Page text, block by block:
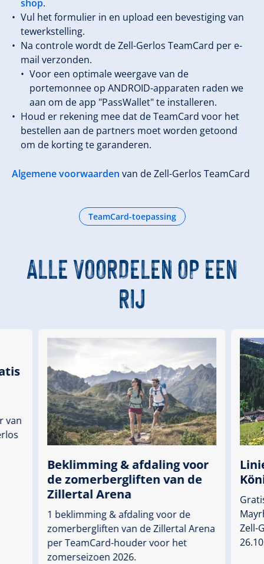
shop.
Vul het formulier in en upload een bevestiging van
tewerkstelling.
Na controle wordt de Zell-Gerlos TeamCard per e-
mail verzonden.
Voor een optimale weergave van de
portemonnee op ANDROID-apparaten raden we
aan om de app "PassWallet" te installeren.
Houd er rekening mee dat de TeamCard voor het
bestellen aan de partners moet worden getoond
om de korting te garanderen.
Algemene voorwaarden van de Zell-Gerlos TeamCard
TeamCard-toepassing
ALLE VOORDELEN OP EEN
RIJ
van
Beklimming & afdaling voor
de zomerbergliften van de
Zillertal Arena
1 beklimming & afdaling voor de
zomerbergliften van de Zillertal Arena
per TeamCard-houder voor het
zomerseizoen 2026.
Zell-